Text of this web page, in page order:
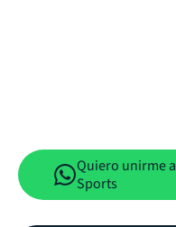
Quiero unirme
Sports